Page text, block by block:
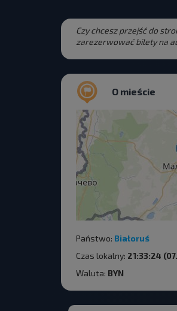
Czy chcesz przejść do
zarezerwować bilety na
O mieście
Państwo: Białoruś
Czas lokalny: 21:33:24
Waluta: BYN